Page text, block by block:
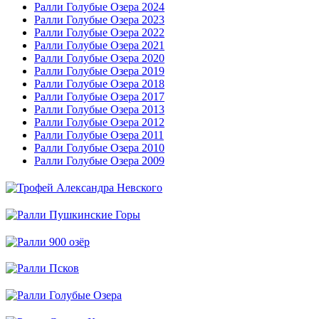
Ралли Голубые Озера 2024
Ралли Голубые Озера 2023
Ралли Голубые Озера 2022
Ралли Голубые Озера 2021
Ралли Голубые Озера 2020
Ралли Голубые Озера 2019
Ралли Голубые Озера 2018
Ралли Голубые Озера 2017
Ралли Голубые Озера 2013
Ралли Голубые Озера 2012
Ралли Голубые Озера 2011
Ралли Голубые Озера 2010
Ралли Голубые Озера 2009